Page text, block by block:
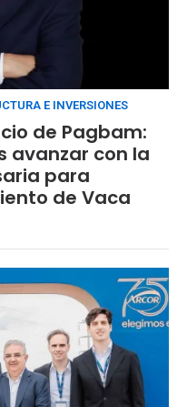
E INVERSIONES
de Pagbam:
avanzar con la
para
de Vaca